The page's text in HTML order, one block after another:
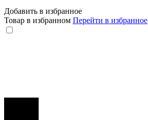
Добавить в избранное
Товар в избранном Перейти в избранное